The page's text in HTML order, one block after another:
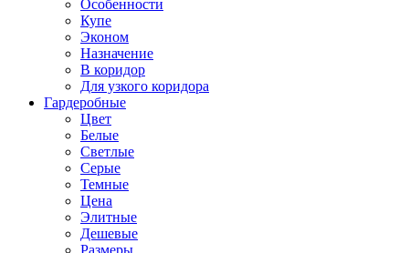
Особенности
Купе
Эконом
Назначение
В коридор
Для узкого коридора
Гардеробные
Цвет
Белые
Светлые
Серые
Темные
Цена
Элитные
Дешевые
Размеры